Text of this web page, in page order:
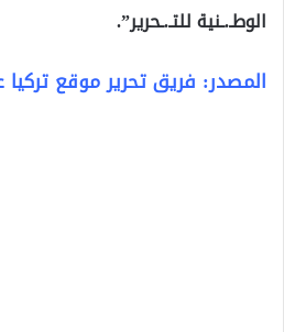
الوطـ.ـنية للتـ.ـحرير”.
المصدر: فريق تحرير موقع تركيا